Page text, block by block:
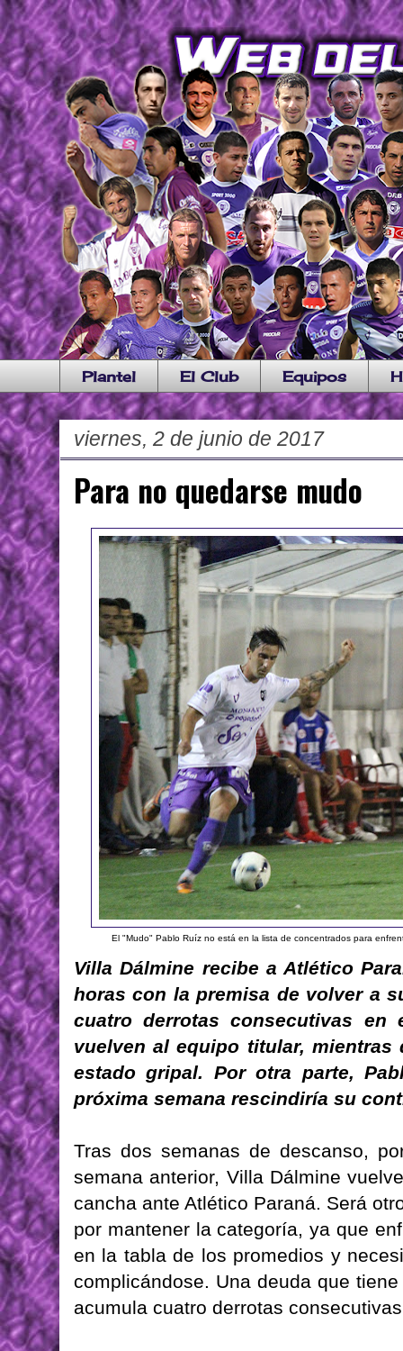
Plantel El Club Equipos
viernes, 2 de junio de 2017
Para no quedarse mudo
El "Mudo" Pablo Ruíz no está en la lista de concentrados para
Villa Dálmine recibe a Atlético
horas con la premisa de volver a
cuatro derrotas consecutivas en
vuelven al equipo titular, mientras
estado gripal. Por otra parte,
próxima semana rescindiría su
Tras dos semanas de descanso,
semana anterior, Villa Dálmine
cancha ante Atlético Paraná. Será
por mantener la categoría, ya que
en la tabla de los promedios y
complicándose. Una deuda que
acumula cuatro derrotas